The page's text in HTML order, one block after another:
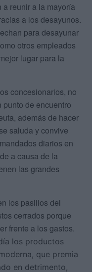
reunir a la mayoría
a los desayunos.
para desayunar
otros empleados
lugar para la
concesionarios, no
de encuentro
además de hacer
saluda y convive
diarios en
a causa de la
las grandes
los pasillos del
cerrados porque
frente a los gastos.
los productos
que premia
en detrimento,